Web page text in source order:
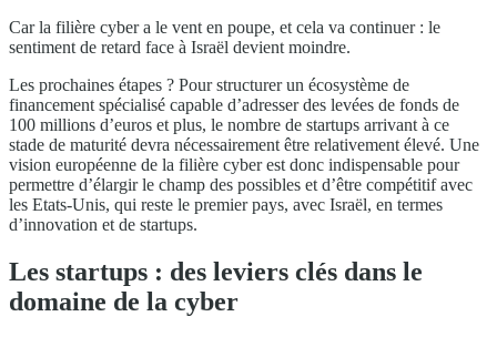
Car la filière cyber a le vent en poupe, et cela va continuer : le
sentiment de retard face à Israël devient moindre.
Les prochaines étapes ? Pour structurer un écosystème de
financement spécialisé capable d’adresser des levées de fonds de
100 millions d’euros et plus, le nombre de startups arrivant à ce
stade de maturité devra nécessairement être relativement élevé. Une
vision européenne de la filière cyber est donc indispensable pour
permettre d’élargir le champ des possibles et d’être compétitif avec
les Etats-Unis, qui reste le premier pays, avec Israël, en termes
d’innovation et de startups.
Les startups : des leviers clés dans le
domaine de la cyber